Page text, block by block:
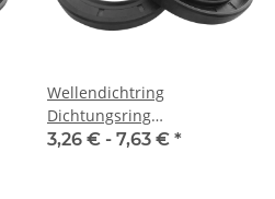
Wellendichtring
Dichtungsring
Wellendichtung Simmerring
3,26 € - 7,63 € *